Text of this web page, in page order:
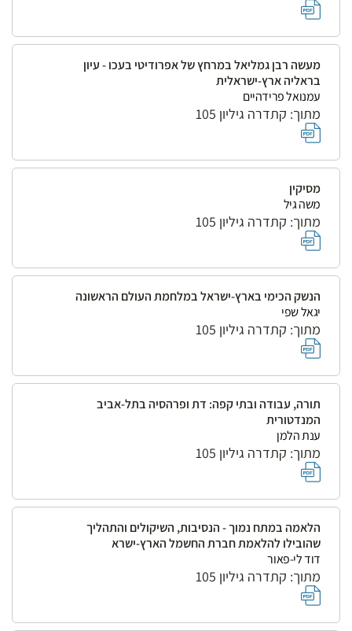
מעשה רבן גמליאל במרחץ של אפרודיטי בעכו - עיון
בראליה ארץ-ישראלית
עמנואל פרידהיים
מתוך: קתדרה גיליון 105
מסיקין
משה גיל
מתוך: קתדרה גיליון 105
הנשק הכימי בארץ-ישראל במלחמת העולם הראשונה
יגאל שפי
מתוך: קתדרה גיליון 105
תורה, עבודה ובתי קפה: דת ופרהסיה בתל-אביב
המנדטורית
ענת הלמן
מתוך: קתדרה גיליון 105
הלאמה במתח נמוך - הנסיבות, השיקולים והתהליך
שהובילו להלאמת חברת החשמל הארץ-ישרא
דוד לי-פאור
מתוך: קתדרה גיליון 105